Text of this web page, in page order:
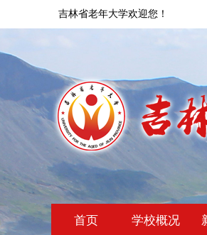
吉林省老年大学欢迎您！
首页 学校概况